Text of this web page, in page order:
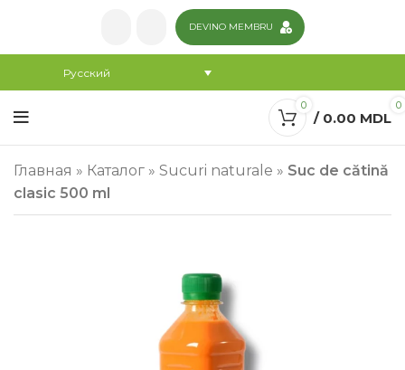
DEVINO MEMBRU
Русский
0 0
/ 0.00 MDL
Главная » Каталог » Sucuri naturale » Suc de cătină
clasic 500 ml